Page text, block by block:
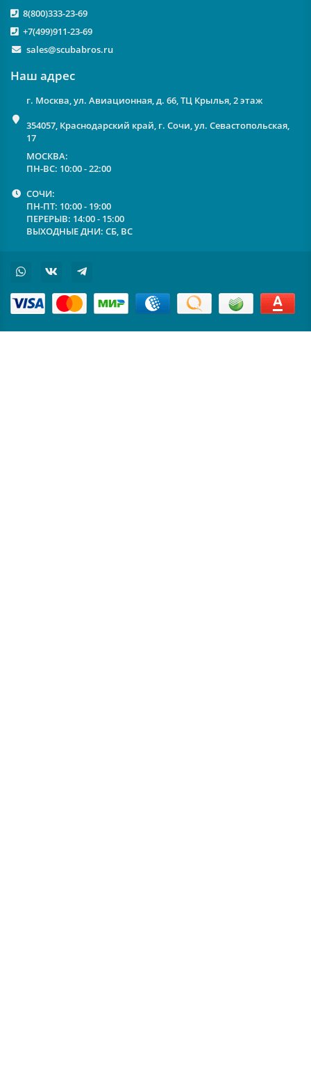
8(800)333-23-69
+7(499)911-23-69
sales@scubabros.ru
Наш адрес
г. Москва, ул. Авиационная, д. 66, ТЦ Крылья, 2 этаж
354057, Краснодарский край, г. Сочи, ул. Севастопольская,
17
МОСКВА:
ПН-ВС: 10:00 - 22:00
СОЧИ:
ПН-ПТ: 10:00 - 19:00
ПЕРЕРЫВ: 14:00 - 15:00
ВЫХОДНЫЕ ДНИ: СБ, ВС